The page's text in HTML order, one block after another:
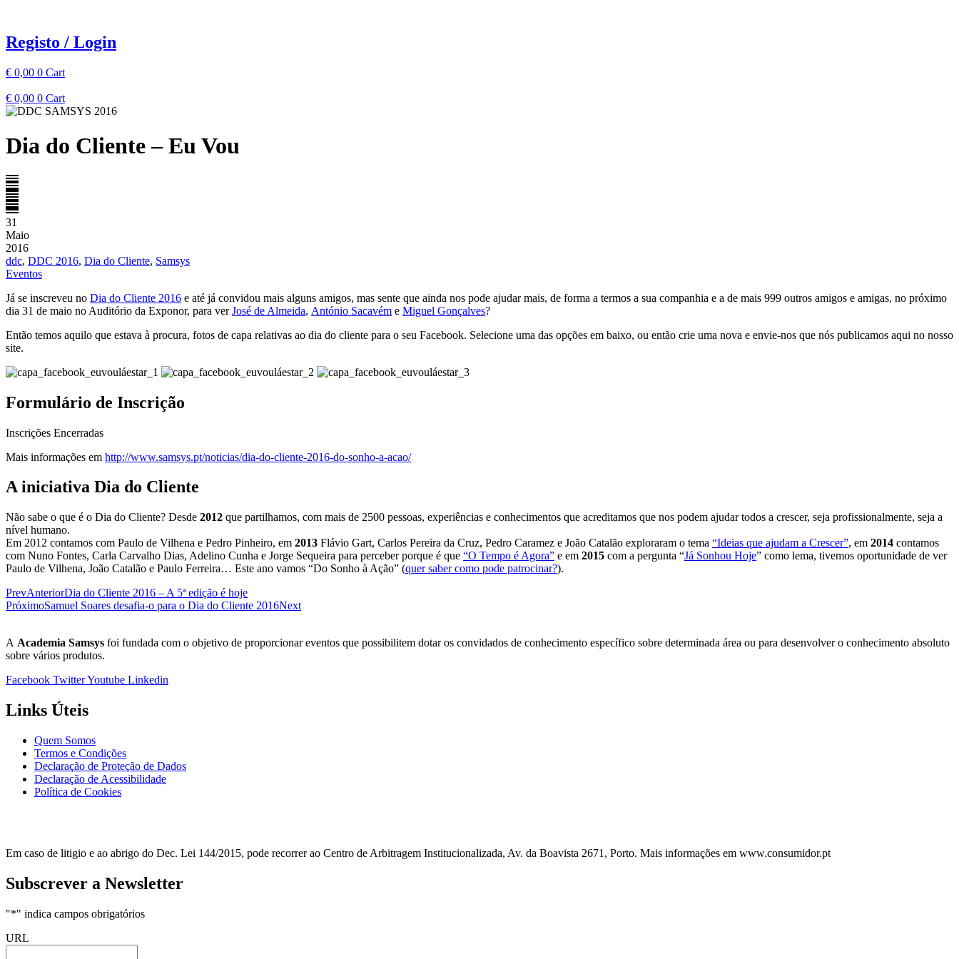
o
conteúdo
Registo / Login
€ 0,00 0 Cart
€ 0,00 0 Cart
Dia do Cliente – Eu Vou
31
Maio
2016
ddc, DDC 2016, Dia do Cliente, Samsys
Eventos
Já se inscreveu no Dia do Cliente 2016 e até já convidou mais alguns amigos, mas sente que ainda nos pode ajudar mais, de forma a termos a sua companhia e a de mais 999 outros amigos e amigas, no próximo
dia 31 de maio no Auditório da Exponor, para verJosé de Almeida, António Sacavém e Miguel Gonçalves?
Então temos aquilo que estava à procura, fotos de capa relativas ao dia do cliente para o seu Facebook. Selecione uma das opções em baixo, ou então crie uma nova e envie-nos que nós publicamos aqui no nosso
site.
Formulário de Inscrição
Inscrições Encerradas
Mais informações em http://www.samsys.pt/noticias/dia-do-cliente-2016-do-sonho-a-acao/
A iniciativa Dia do Cliente
Não sabe o que é o Dia do Cliente? Desde 2012 que partilhamos, com mais de 2500 pessoas, experiências e conhecimentos que acreditamos que nos podem ajudar todos a crescer, seja profissionalmente, seja a
nível humano.
Em 2012 contamos com Paulo de Vilhena e Pedro Pinheiro, em 2013 Flávio Gart, Carlos Pereira da Cruz, Pedro Caramez e João Catalão exploraram o tema “Ideias que ajudam a Crescer”, em 2014 contamos
com Nuno Fontes, Carla Carvalho Dias, Adelino Cunha e Jorge Sequeira para perceber porque é que “O Tempo é Agora” e em 2015 com a pergunta “Já Sonhou Hoje” como lema, tivemos oportunidade de ver
Paulo de Vilhena, João Catalão e Paulo Ferreira… Este ano vamos “Do Sonho à Ação” (quer saber como pode patrocinar?).
PrevAnteriorDia do Cliente 2016 – A 5ª edição é hoje
PróximoSamuel Soares desafia-o para o Dia do Cliente 2016Next
A Academia Samsys foi fundada com o objetivo de proporcionar eventos que possibilitem dotar os convidados de conhecimento específico sobre determinada área ou para desenvolver o conhecimento absoluto
sobre vários produtos.
Facebook TwitterYoutube Linkedin
Links Úteis
Quem Somos
Termos e Condições
Declaração de Proteção de Dados
Declaração de Acessibilidade
Política de Cookies
Em caso de litigio e ao abrigo do Dec. Lei 144/2015, pode recorrer ao Centro de Arbitragem Institucionalizada, Av. da Boavista 2671, Porto. Mais informações em www.consumidor.pt
Subscrever a Newsletter
"*" indica campos obrigatórios
URL